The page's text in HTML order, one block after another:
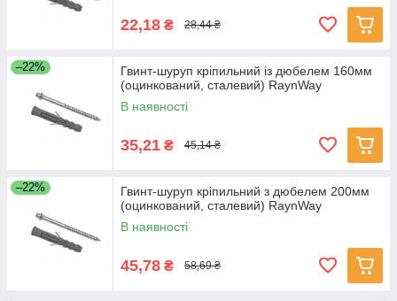
22,18 ₴ 28,44 ₴
–22%
Гвинт-шуруп кріпильний із дюбелем 160мм
(оцинкований, сталевий) RaynWay
В наявності
35,21 ₴ 45,14 ₴
–22%
Гвинт-шуруп кріпильний з дюбелем 200мм
(оцинкований, сталевий) RaynWay
В наявності
45,78 ₴ 58,69 ₴